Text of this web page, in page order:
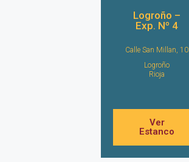
Logroño –
Exp. Nº 4
Calle San Millan, 10
Logroño
Rioja
Ver
Estanco